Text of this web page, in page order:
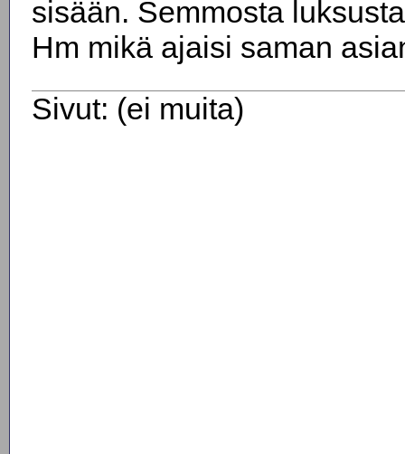
sisään. Semmosta
Hm mikä ajaisi saman
Sivut: (ei muita)